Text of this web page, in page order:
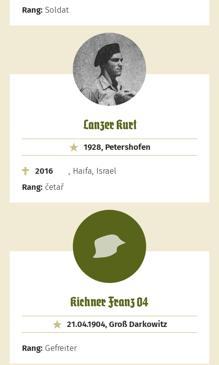
Rang: Soldat
Lanzer Kurt
1928, Petershofen
2016
, Haifa, Israel
Rang: četař
Kichner Franz 04
21.04.1904, Groß Darkowitz
Rang: Gefreiter